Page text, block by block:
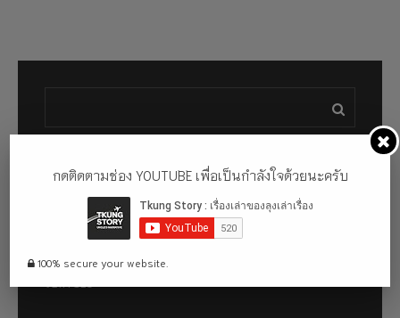
ผลงานของฉัน
งานสอนพิเศษ
พัฒนาเว็บไซต์
รับดูแลเว็บไซต์
กดติดตามช่อง YOUTUBE เพื่อเป็นกำลังใจด้วยนะครับ
100% secure your website.